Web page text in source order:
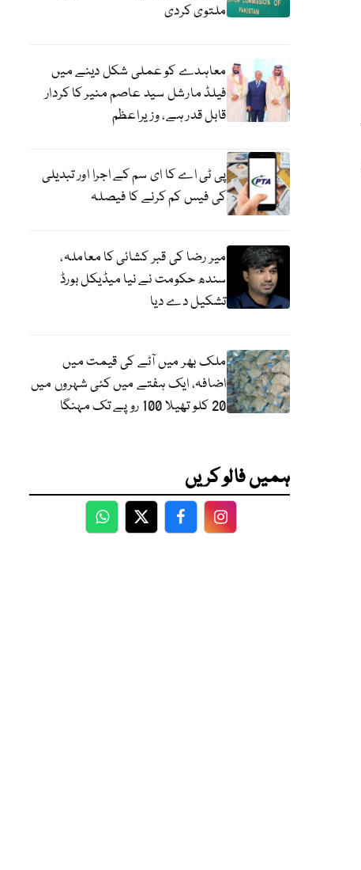
ملتوی کردی
معاہدے کو عملی شکل دینے میں
فیلڈ مارشل سید عاصم منیر کا کردار
قابل قدر ہے، وزیراعظم
پی ٹی اے کا ای سم کے اجرا اور تبدیلی
کی فیس کم کرنے کا فیصلہ
میر رضا کی قبر کشائی کا معاملہ،
سندھ حکومت نے نیا میڈیکل بورڈ
تشکیل دے دیا
ملک بھر میں آٹے کی قیمت میں
اضافہ، ایک ہفتے میں کئی شہروں میں
20 کلو تھیلا 100 روپے تک مہنگا
ہمیں فالو کریں
WhatsApp
TwitterFacebookFacebook